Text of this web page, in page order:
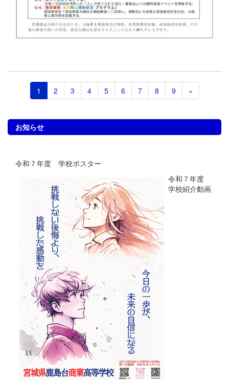
1 2 3 4 5 6 7 8 9 »
お知らせ
令和７年度 学校ポスター
令和７年度
学校紹介動画